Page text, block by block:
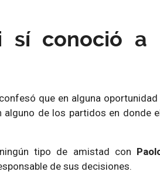
sí conoció a
confesó que en alguna oportunidad
alguno de los partidos en donde
tipo de amistad con
de sus decisiones.